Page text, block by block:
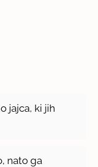
jajca, ki jih
nato ga